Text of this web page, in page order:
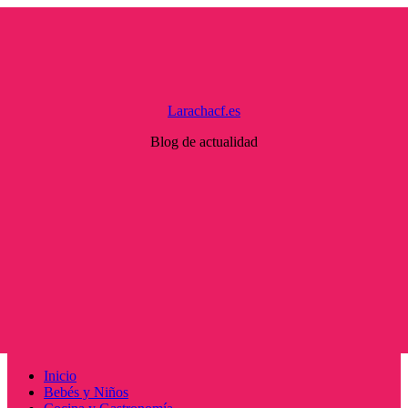
Larachacf.es
Blog de actualidad
Menú
principal
Inicio
Bebés y Niños